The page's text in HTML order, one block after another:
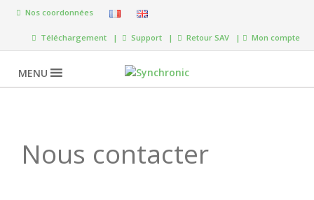
Nos coordonnées
Téléchargement | Support | Retour SAV | Mon compte
MENU
Nous contacter